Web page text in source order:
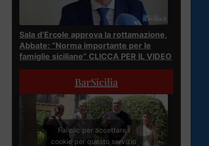
Sala d’Ercole approva la rottamazione,
Abbate: “Norma importante per le
famiglie siciliane” CLICCA PER IL VIDEO
BarSicilia
Fai clic per accettare i
cookie per questo servizio